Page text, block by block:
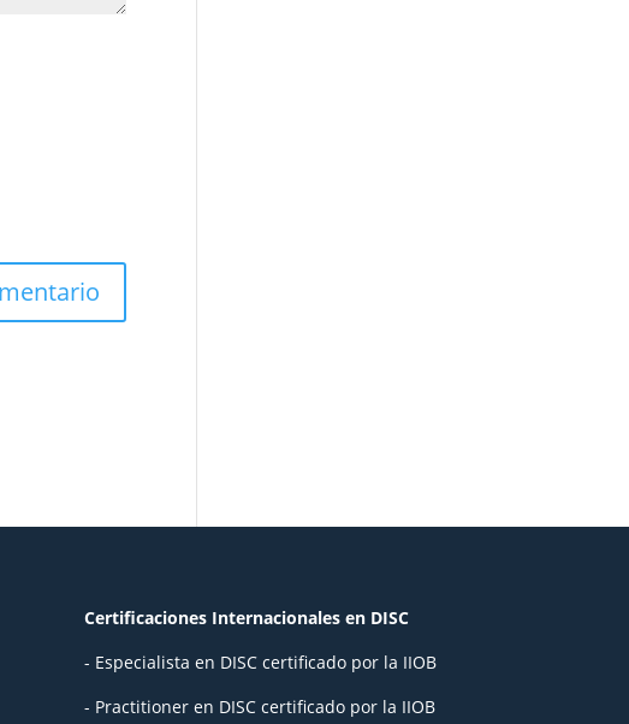
Certificaciones Internacionales en DISC
- Especialista en DISC certificado por la IIOB
- Practitioner en DISC certificado por la IIOB